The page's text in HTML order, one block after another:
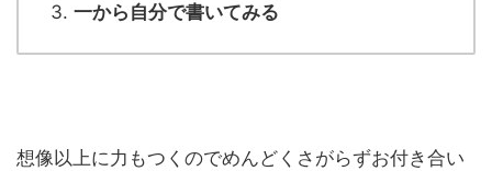
一から自分で書いてみる
想像以上に力もつくのでめんどくさがらずお付き合い